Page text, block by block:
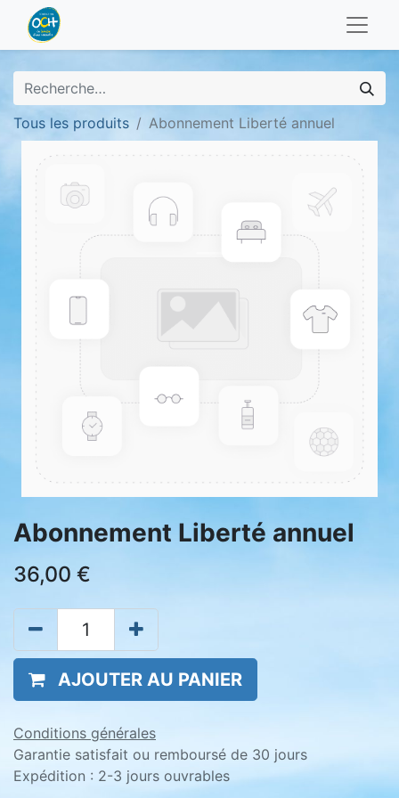
Tous les produits Abonnement Liberté annuel
Abonnement Liberté annuel
36,00 €
AJOUTER AU PANIER
Conditions générales
Garantie satisfait ou remboursé de 30 jours
Expédition : 2-3 jours ouvrables